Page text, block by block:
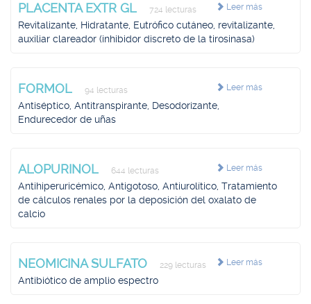
Leer más
PLACENTA EXTR GL 724 lecturas
Revitalizante, Hidratante, Eutrófico cutáneo, revitalizante,
auxiliar clareador (inhibidor discreto de la tirosinasa)
Leer más
FORMOL 94 lecturas
Antiséptico, Antitranspirante, Desodorizante,
Endurecedor de uñas
Leer más
ALOPURINOL 644 lecturas
Antihiperuricémico, Antigotoso, Antiurolítico, Tratamiento
de cálculos renales por la deposición del oxalato de
calcio
Leer más
NEOMICINA SULFATO 229 lecturas
Antibiótico de amplio espectro